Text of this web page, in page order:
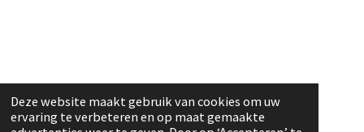
Deze website maakt gebruik van cookies om uw
ervaring te verbeteren en op maat gemaakte